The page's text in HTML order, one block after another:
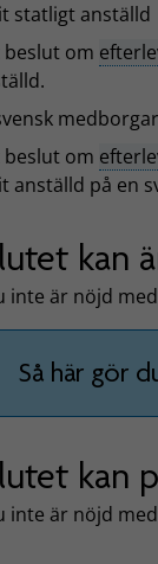
statligt anställd
om
om
anställd på en
kan
inte är nöjd
Så här gör
kan
inte är nöjd